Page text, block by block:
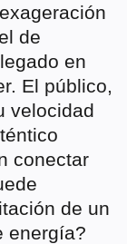
de
en
El público,
velocidad
conectar
de un
energía?